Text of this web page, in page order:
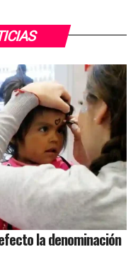
la denominación